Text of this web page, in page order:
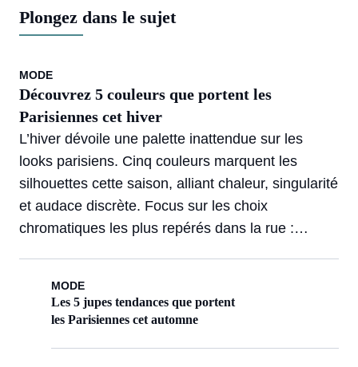
Plongez dans le sujet
MODE
Découvrez 5 couleurs que portent les
Parisiennes cet hiver
L’hiver dévoile une palette inattendue sur les
looks parisiens. Cinq couleurs marquent les
silhouettes cette saison, alliant chaleur, singularité
et audace discrète. Focus sur les choix
chromatiques les plus repérés dans la rue :
MODE
Les 5 jupes tendances que portent
les Parisiennes cet automne